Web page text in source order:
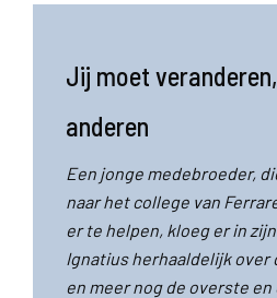
Jij moet
anderen
Een jonge medebroeder,
naar het college van
er te helpen, kloeg er in
Ignatius herhaaldelijk over
en meer nog de overste